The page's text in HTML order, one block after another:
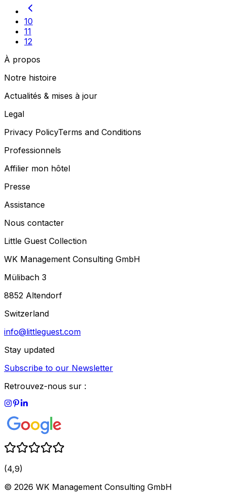
10
11
12
À propos
Notre histoire
Actualités & mises à jour
Legal
Privacy PolicyTerms and Conditions
Professionnels
Affilier mon hôtel
Presse
Assistance
Nous contacter
Little Guest Collection
WK Management Consulting GmbH
Mülibach 3
8852 Altendorf
Switzerland
info@littleguest.com
Stay updated
Subscribe to our Newsletter
Retrouvez-nous sur :
(4,9)
© 2026 WK Management Consulting GmbH